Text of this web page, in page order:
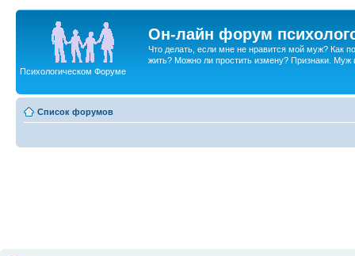
Он-лайн форум
Что делать, если мне не нравится мой муж? Как
жить? Можно ли простить измену? Признаки. Муж
Психологическом Форуме
Список форумов